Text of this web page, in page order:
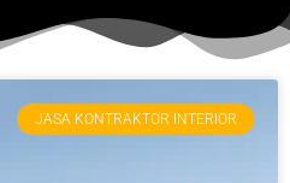
JASA KONTRAKTOR INTERIOR